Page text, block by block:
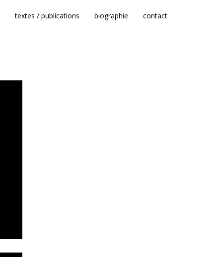
textes / publications biographie contact